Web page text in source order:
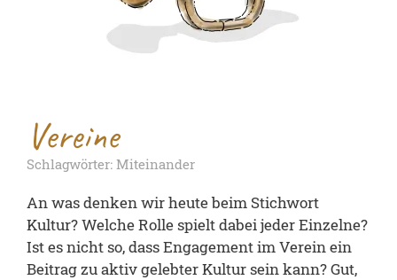
Vereine
Schlagwörter: Miteinander
An was denken wir heute beim Stichwort
Kultur? Welche Rolle spielt dabei jeder Einzelne?
Ist es nicht so, dass Engagement im Verein ein
Beitrag zu aktiv gelebter Kultur sein kann? Gut,